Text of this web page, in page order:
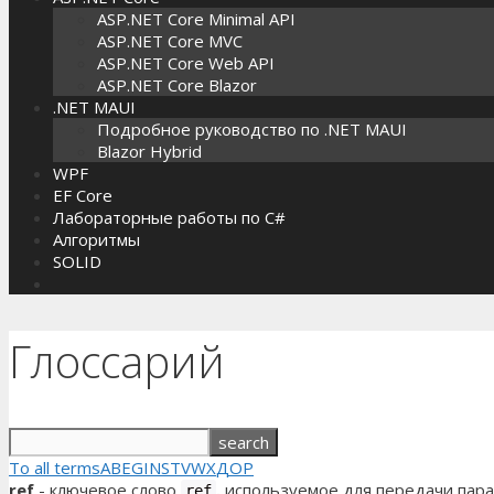
ASP.NET Core Minimal API
ASP.NET Core MVC
ASP.NET Core Web API
ASP.NET Core Blazor
.NET MAUI
Подробное руководство по .NET MAUI
Blazor Hybrid
WPF
EF Core
Лабораторные работы по C#
Алгоритмы
SOLID
Глоссарий
To all termsABEGINSTVWXДОР